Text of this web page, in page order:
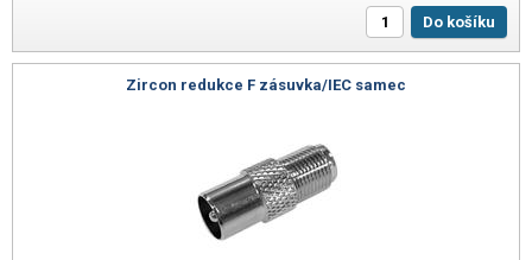
Do košíku
Zircon redukce F zásuvka/IEC samec